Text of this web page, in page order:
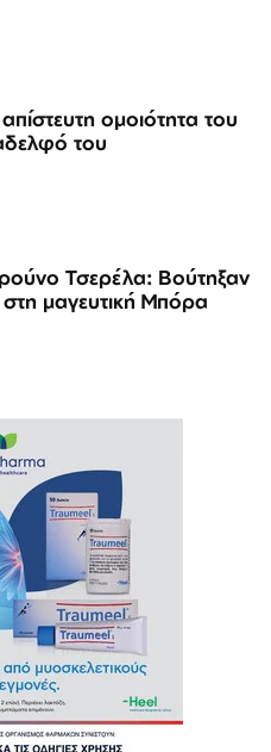
ομοιότητα του
του
Τσερέλα: Βούτηξαν
μαγευτική Μπόρα